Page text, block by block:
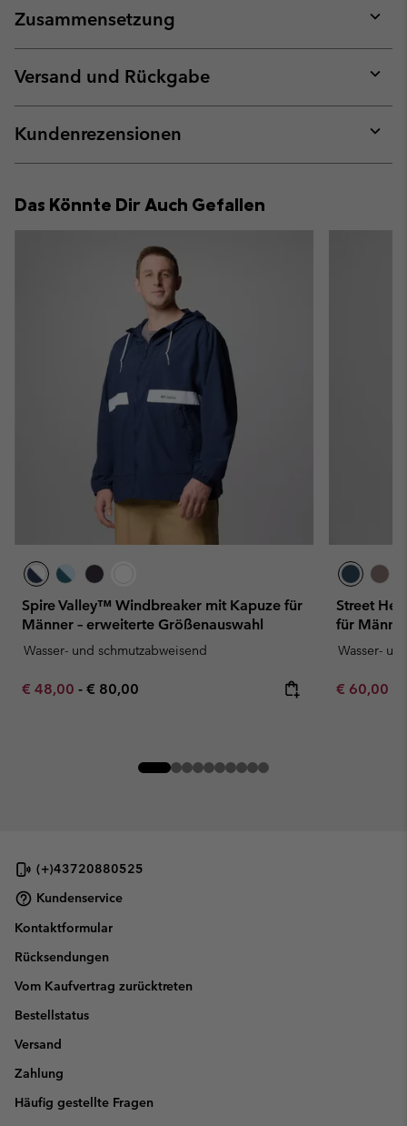
Zusammensetzung
or
Versand und Rückgabe
or
Kundenrezensionen
or
Das Könnte Dir Auch Gefallen
Spire Valley™ Windbreaker mit Kapuze für
Männer – erweiterte Größenauswahl
Wasser- und schmutzabweisend
Minimum sale price:
€ 48,00 - Maximum price:
€ 80,00
Street
für
Wasser-
Minimum
€ 60,00
(+)43720880525
Kundenservice
Kontaktformular
Rücksendungen
Vom Kaufvertrag zurücktreten
Bestellstatus
Versand
Zahlung
Häufig gestellte Fragen